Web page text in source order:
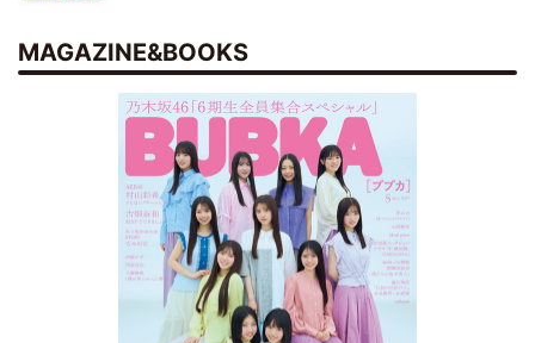
MAGAZINE&BOOKS